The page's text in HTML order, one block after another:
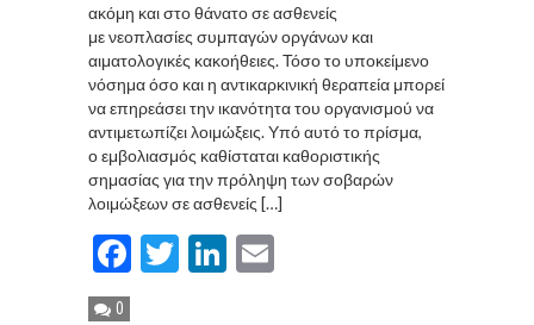
ακόμη και στο θάνατο σε ασθενείς
με νεοπλασίες συμπαγών οργάνων και
αιματολογικές κακοήθειες. Τόσο το υποκείμενο
νόσημα όσο και η αντικαρκινική θεραπεία μπορεί
να επηρεάσει την ικανότητα του οργανισμού να
αντιμετωπίζει λοιμώξεις. Υπό αυτό το πρίσμα,
ο εμβολιασμός καθίσταται καθοριστικής
σημασίας για την πρόληψη των σοβαρών
λοιμώξεων σε ασθενείς […]
Facebook
TwitterLinkedIn
0